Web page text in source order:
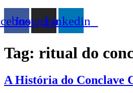
InstagramLinkedin
Tag: ritual do
A História do Conclave